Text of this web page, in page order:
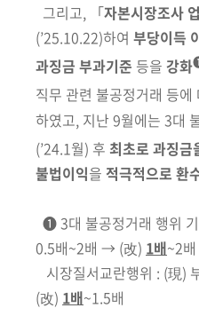
그리고, 「자본시장조사
(’25.10.22)하여 부당이득
과징금 부과기준 등을 강화
직무 관련 불공정거래 등에
하였고, 지난 9월에는 3대
(’24.1월) 후 최초로 과징금
불법이익을 적극적으로 환
➊3대 불공정거래 행위
0.5배~2배 → (改) 1배~2배
시장질서교란행위 : (現)
(改) 1배~1.5배